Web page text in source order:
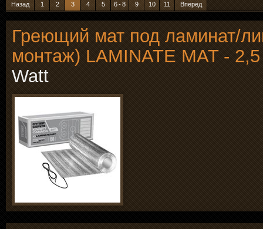
Назад 1 2 3 4 5 6 - 8 9 10 11 Вперед
Греющий мат под ламинат/
монтаж) LAMINATE MAT - 2,5
Watt